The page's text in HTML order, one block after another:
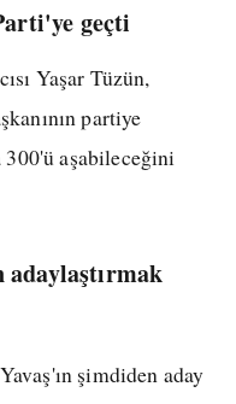
geçti
Yaşar Tüzün,
partiye
300'ü aşabileceğini
adaylaştırmak
şimdiden aday